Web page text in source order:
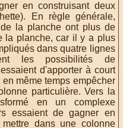
en construisant deux
En règle générale,
la planche ont plus de
la planche, car il y a plus
dans quatre lignes
les possibilités de
d'apporter à court
même temps empêcher
particulière.Vers la
en un complexe
essaient de gagner en
dans une colonne